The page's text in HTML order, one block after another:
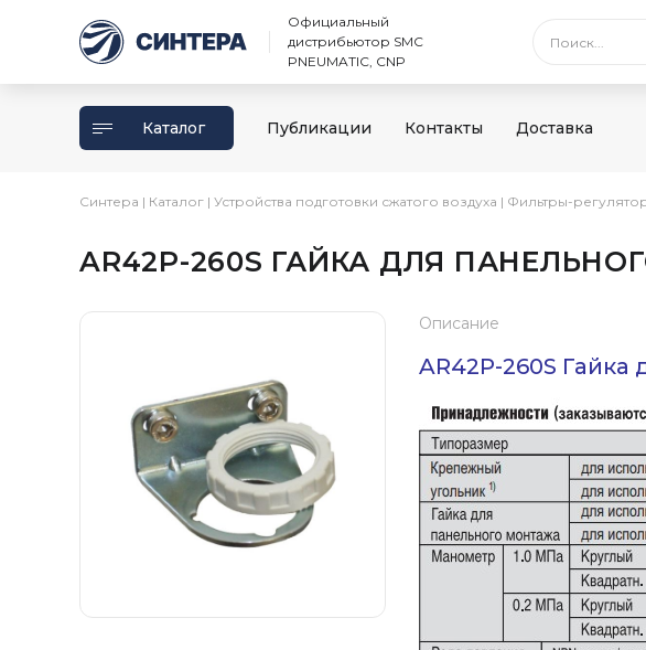
Официальный
дистрибьютор SMC
PNEUMATIC, CNP
Каталог Публикации Контакты Доставка
Синтера | Каталог | Устройства подготовки сжатого воздуха | Фильтры-
AR42P-260S ГАЙКА ДЛЯ
Описание
AR42P-260S